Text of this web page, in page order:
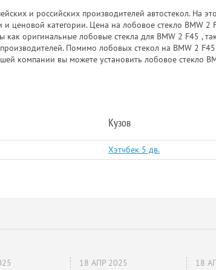
и российских производителей автостекол. На
ценовой категории. Цена на лобовое стекло BMW 2
оригинальные лобовые стекла для BMW 2 F45 ,
Помимо лобовых стекол на BMW 2
компании вы можете установить лобовое стекло
Кузов
Хэтчбек 5 дв.
18 АПР 2025 18